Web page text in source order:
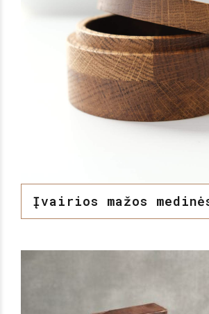
Įvairios mažos